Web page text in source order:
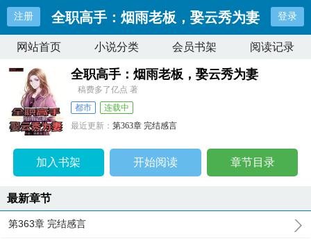
注册 全职高手：烟雨老板，娶云秀为妻 登录
网站首页 小说分类 会员书架 阅读记录
全职高手：烟雨老板，娶云秀为妻
稿费多了亿点 著
都市
连载中
最近更新：第363章 完结感言
加入书架 开始阅读 章节目录
最新章节
第363章 完结感言